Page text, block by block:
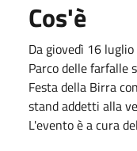
Cos'è
Da giovedì 16
Parco delle farfalle
Festa della Birra
stand addetti alla
L'evento è a cura